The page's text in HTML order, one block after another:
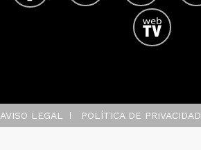
AVISO LEGAL POLÍTICA DE PRIVACIDAD